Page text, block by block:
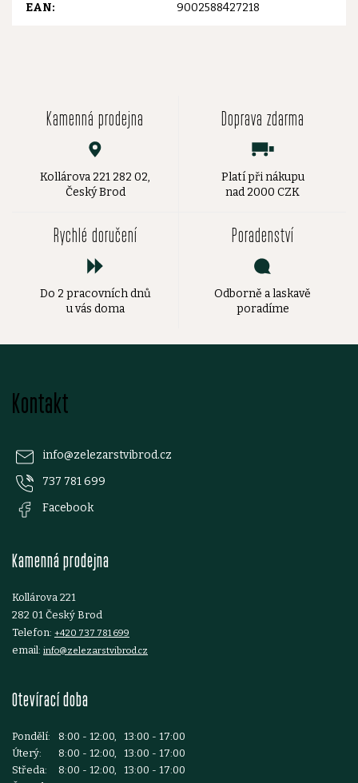
EAN: 9002588427218
Kamenná prodejna
Kollárova 221 282 02,
Český Brod
Doprava zdarma
Platí při nákupu
nad 2000 CZK
Rychlé doručení
Do 2 pracovních dnů
u vás doma
Poradenství
Odborně a laskavě
poradíme
Kontakt
info@zelezarstvibrod.cz
737 781 699
Facebook
Kamenná prodejna
Kollárova 221
282 01 Český Brod
Telefon: +420 737 781 699
email: info@zelezarstvibrod.cz
Otevírací doba
Pondělí:
8:00 - 12:00, 13:00 - 17:00
Úterý:
8:00 - 12:00, 13:00 - 17:00
Středa:
8:00 - 12:00, 13:00 - 17:00